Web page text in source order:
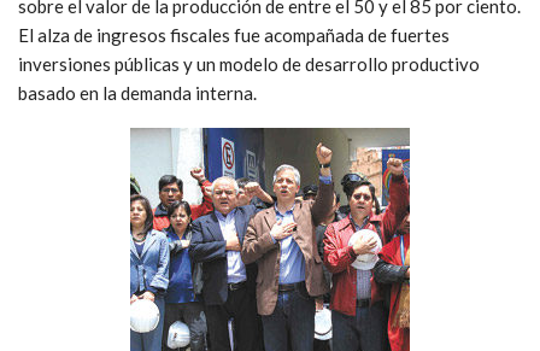
sobre el valor de la producción de entre el 50 y el 85 por ciento.
El alza de ingresos fiscales fue acompañada de fuertes
inversiones públicas y un modelo de desarrollo productivo
basado en la demanda interna.